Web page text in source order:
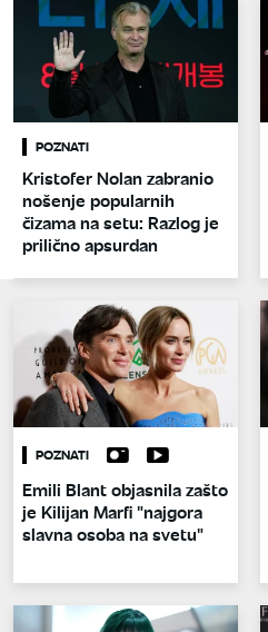
POZNATI
Kristofer Nolan zabranio
nošenje popularnih
čizama na setu: Razlog je
prilično apsurdan
POZNATI
Emili Blant objasnila zašto
je Kilijan Marfi "najgora
slavna osoba na svetu"